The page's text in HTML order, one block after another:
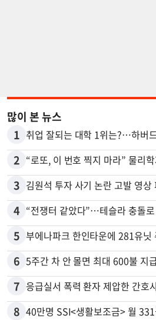
많이 본 뉴스
1 취업 잘되는 대학 1위는?…하버
2 “로또, 이 번호 찍지 마라” 물리
3 김원석 투자 사기 논란 고발 영상
4 “전쟁터 같았다”…테슬라 충돌
5 부에나파크 한인타운에 281유닛
6 5주간 차 안 몰면 최대 600불 지
7 응급실서 폭력 환자 제압한 간호
8 40만명 SSI<생활보조금> 월